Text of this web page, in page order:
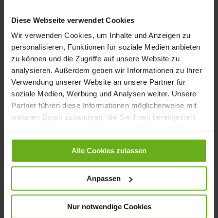
Diese Webseite verwendet Cookies
Wir verwenden Cookies, um Inhalte und Anzeigen zu
personalisieren, Funktionen für soziale Medien anbieten
zu können und die Zugriffe auf unsere Website zu
analysieren. Außerdem geben wir Informationen zu Ihrer
Verwendung unserer Website an unsere Partner für
soziale Medien, Werbung und Analysen weiter. Unsere
Partner führen diese Informationen möglicherweise mit
weiteren Daten zusammen, die Sie ihnen bereitgestellt
gesammelt haben.
Alle Cookies zulassen
Anpassen
Nur notwendige Cookies
Passwort vergessen?
Neue Kunden
Ein Konto zu erstellen hat viele Vorteile: schneller zur Kasse
gehen, mehr als eine Adresse speichern, Bestellungen verfolgen
und mehr.
Ein Konto erstellen